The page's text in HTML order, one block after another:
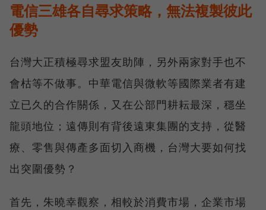
電信三雄各自尋求策略，無法複製彼此
優勢
台灣大正積極尋求盟友助陣，另外兩家對手也不
會枯等不做事。中華電信與微軟等國際業者有建
立已久的合作關係，又在公部門耕耘最深，穩坐
龍頭地位；遠傳則有背後遠東集團的支持，從醫
療、零售與傳產多面切入商機，台灣大要如何找
出突圍優勢？
首先，朱曉幸觀察，相較於消費市場，企業市場